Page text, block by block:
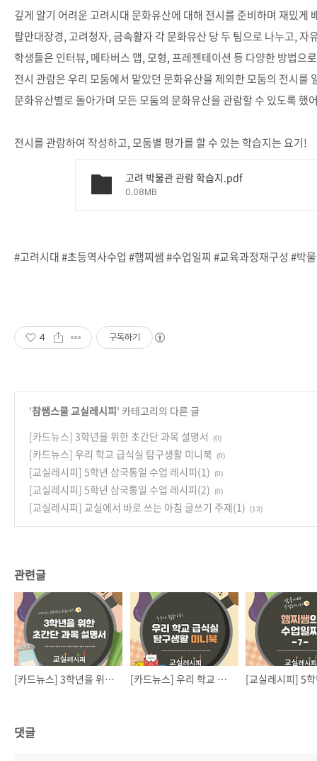
깊게 알기 어려운 고려시대 문화유산에 대해 전시를 준비하며 재밌게
팔만대장경, 고려청자, 금속활자 각 문화유산 당 두 팀으로 나누고, 자
학생들은 인터뷰, 메타버스 맵, 모형, 프레젠테이션 등 다양한 방법으
전시 관람은 우리 모둠에서 맡았던 문화유산을 제외한 모둠의 전시를
문화유산별로 돌아가며 모든 모둠의 문화유산을 관람할 수 있도록 했
전시를 관람하여 작성하고, 모둠별 평가를 할 수 있는 학습지는 요기!
고려 박물관 관람 학습지.pdf
0.08MB
#고려시대 #초등역사수업 #햄찌쌤 #수업일찌 #교육과정재구성 #박
4 구독하기
'참쌤스쿨 교실레시피' 카테고리의 다른 글
[카드뉴스] 3학년을 위한 초간단 과목 설명서
(0)
[카드뉴스] 우리 학교 급식실 탐구생활 미니북 (0)
[교실레시피] 5학년 삼국통일 수업 레시피(1) (0)
[교실레시피] 5학년 삼국통일 수업 레시피(2) (0)
[교실레시피] 교실에서 바로 쓰는 아침 글쓰기 주제(1) (13)
관련글
[카드뉴스] 3학년을 위한 초간단 과목 설명서 [카드뉴스] 우리 학교 급식실 탐구생활 미니북
댓글